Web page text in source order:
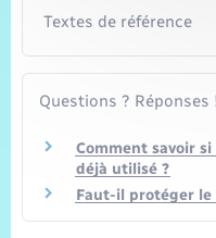
Textes de référence
Questions ? Réponses !
Comment savoir
déjà utilisé ?
Faut-il protéger le